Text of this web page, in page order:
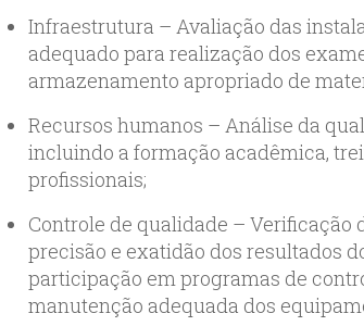
Infraestrutura – Avaliação das
adequado para realização dos
armazenamento apropriado de
Recursos humanos – Análise da
incluindo a formação acadêmica,
profissionais;
Controle de qualidade – Verificação
precisão e exatidão dos resultados
participação em programas de
manutenção adequada dos